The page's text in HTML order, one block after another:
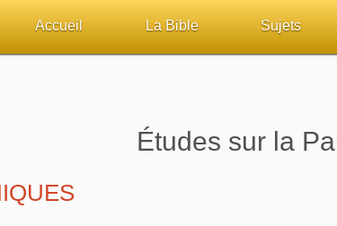
Accueil La Bible Sujets
Études sur la